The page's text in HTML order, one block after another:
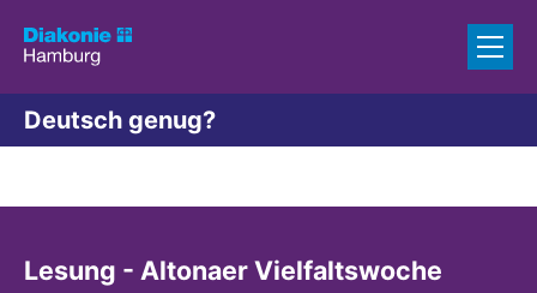
Deutsch genug?
Lesung - Altonaer Vielfaltswoche